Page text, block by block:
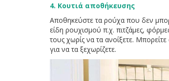
4. Κουτιά αποθήκευσης
Αποθηκεύστε τα ρούχα που δεν
είδη ρουχισμού π.χ. πιτζάμες,
τους χωρίς να τα ανοίξετε.
για να τα ξεχωρίζετε.